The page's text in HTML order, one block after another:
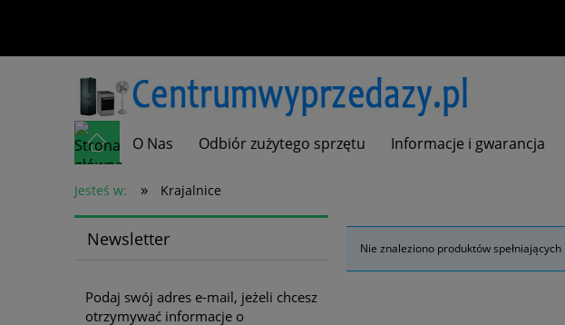
O Nas Odbiór zużytego sprzętu Informacje i gwarancja
Kontakt
Jesteś w: » Krajalnice
Newsletter
Podaj swój adres e-mail, jeżeli chcesz
otrzymywać informacje o
Nie znaleziono produktów